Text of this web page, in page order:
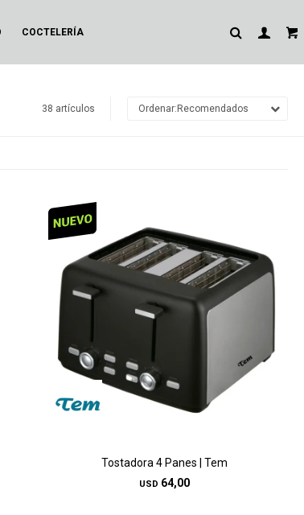
COCTELERÍA
38 artículos Recomendados
Tostadora 4 Panes | Tem
USD 64,00